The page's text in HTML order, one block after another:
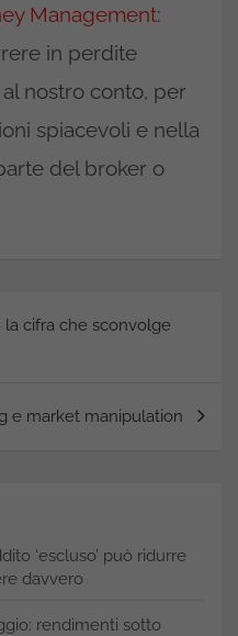
Management:
in perdite
nostro conto, per
spiacevoli e nella
del broker o
la cifra che sconvolge
e market manipulation
‘escluso’ può ridurre
davvero
rendimenti sotto